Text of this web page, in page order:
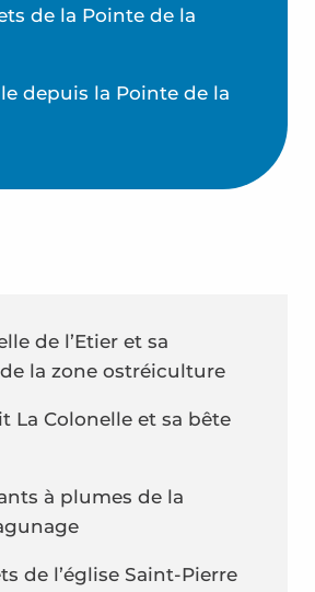
de la Pointe de la
depuis la Pointe de la
de l’Etier et sa
la zone ostréiculture
La Colonelle et sa bête
à plumes de la
de l’église Saint-Pierre